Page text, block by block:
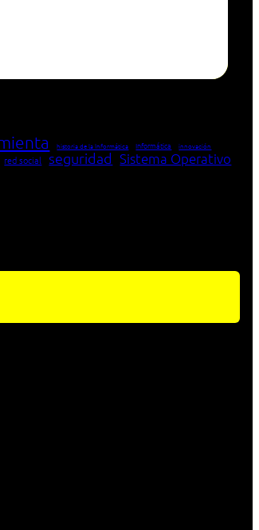
historia de la Informática Informática innovación
red social seguridad Sistema Operativo